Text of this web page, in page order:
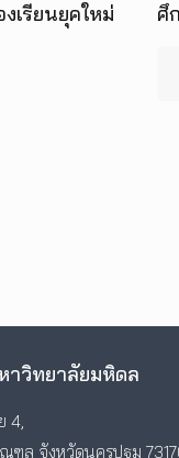
เรียนยุคใหม่
ศึ
วิทยาลัยมหิดล
4,
ฑล จังหวัดนครปฐม